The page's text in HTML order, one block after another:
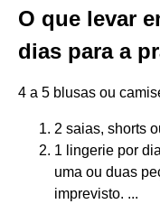
O que levar
dias para a
4 a 5 blusas ou
2 saias, shorts
1 lingerie por
uma ou duas
imprevisto. ...